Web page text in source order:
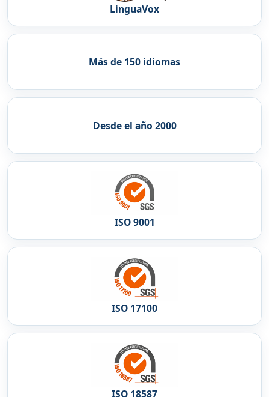
LinguaVox
Más de 150 idiomas
Desde el año 2000
ISO 9001
ISO 17100
ISO 18587